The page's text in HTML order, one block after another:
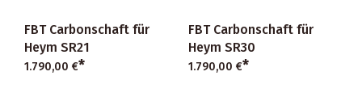
FBT Carbonschaft für
Heym SR21
1.790,00 €*
FBT Carbonschaft für
Heym SR30
1.790,00 €*